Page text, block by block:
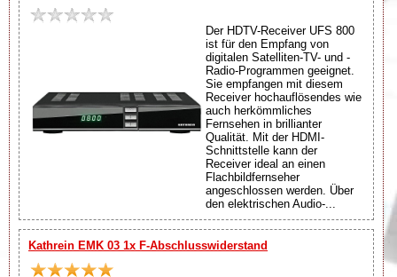
Der HDTV-Receiver UFS 800
ist für den Empfang von
digitalen Satelliten-TV- und -
Radio-Programmen geeignet.
Sie empfangen mit diesem
Receiver hochauflösendes wie
auch herkömmliches
Fernsehen in brillianter
Qualität. Mit der HDMI-
Schnittstelle kann der
Receiver ideal an einen
Flachbildfernseher
angeschlossen werden. Über
den elektrischen Audio-...
Kathrein EMK 03 1x F-Abschlusswiderstand